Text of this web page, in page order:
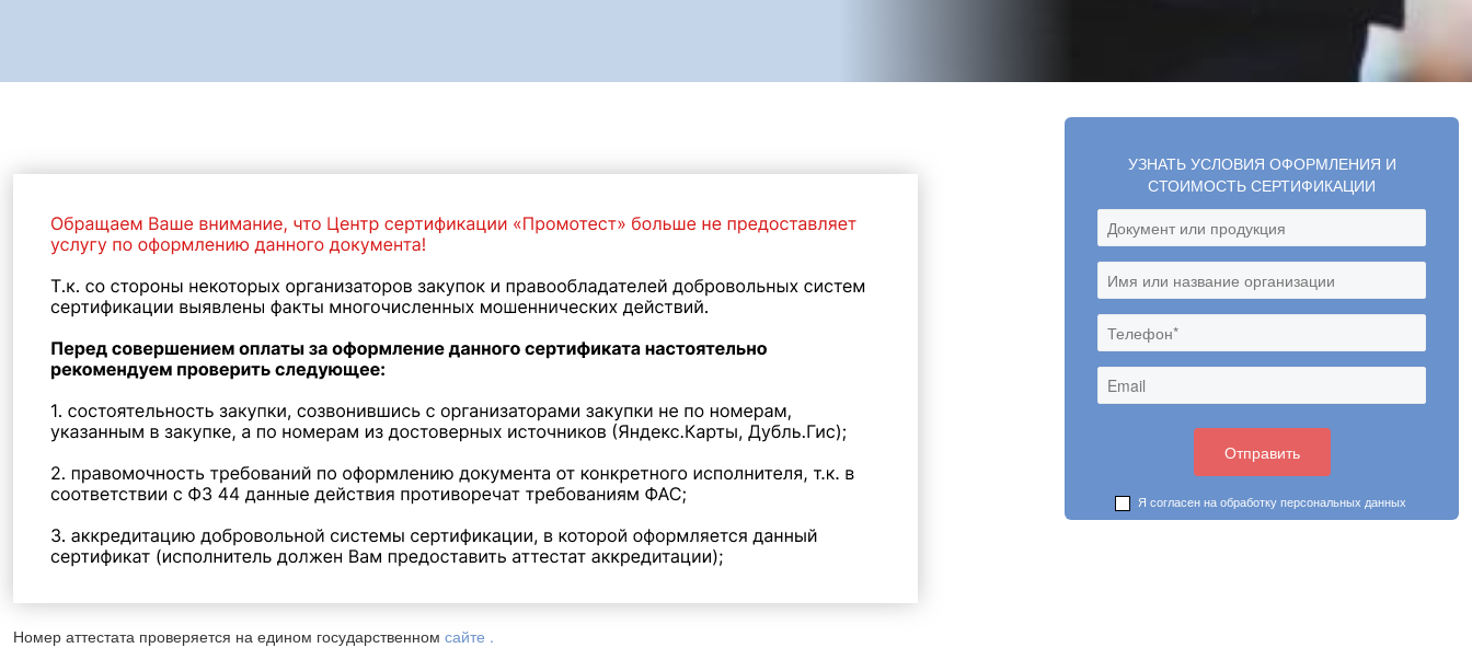
Номер аттестата проверяется на едином государственном сайте .
УЗНАТЬ УСЛОВИЯ ОФОРМЛЕНИЯ И
СТОИМОСТЬ СЕРТИФИКАЦИИ
Я согласен на обработкуперсональных данных